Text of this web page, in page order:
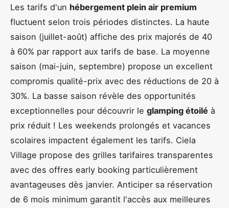
Les tarifs d'un hébergement plein air premium
fluctuent selon trois périodes distinctes. La haute
saison (juillet-août) affiche des prix majorés de 40
à 60% par rapport aux tarifs de base. La moyenne
saison (mai-juin, septembre) propose un excellent
compromis qualité-prix avec des réductions de 20 à
30%. La basse saison révèle des opportunités
exceptionnelles pour découvrir le glamping étoilé à
prix réduit ! Les weekends prolongés et vacances
scolaires impactent également les tarifs. Ciela
Village propose des grilles tarifaires transparentes
avec des offres early booking particulièrement
avantageuses dès janvier. Anticiper sa réservation
de 6 mois minimum garantit l'accès aux meilleures